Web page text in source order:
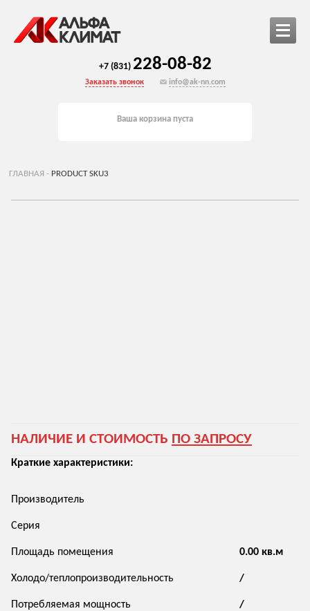
Ваша корзина пуста
+7 (831) 228-08-82
Заказать звонок info@ak-nn.com
ГЛАВНАЯ - PRODUCT SKU3
НАЛИЧИЕ И СТОИМОСТЬ ПО ЗАПРОСУ
Краткие характеристики:
Производитель
Серия
Площадь помещения 0.00 кв.м
Холодо/теплопроизводительность /
Потребляемая мощность /